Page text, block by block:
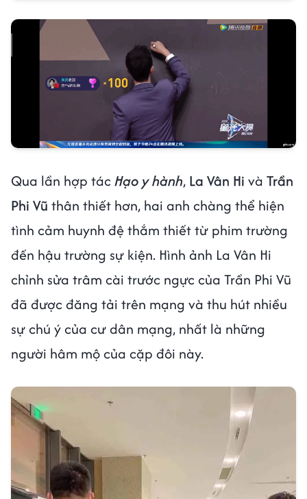
Qua lần hợp tác Hạo y hành, La Vân Hi và Trần
Phi Vũ thân thiết hơn, hai anh chàng thể hiện
tình cảm huynh đệ thắm thiết từ phim trường
đến hậu trường sự kiện. Hình ảnh La Vân Hi
chỉnh sửa trâm cài trước ngực của Trần Phi Vũ
đã được đăng tải trên mạng và thu hút nhiều
sự chú ý của cư dân mạng, nhất là những
người hâm mộ của cặp đôi này.